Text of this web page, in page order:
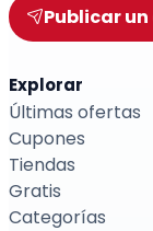
Publicar
Explorar
Últimas ofertas
Cupones
Tiendas
Gratis
Categorías